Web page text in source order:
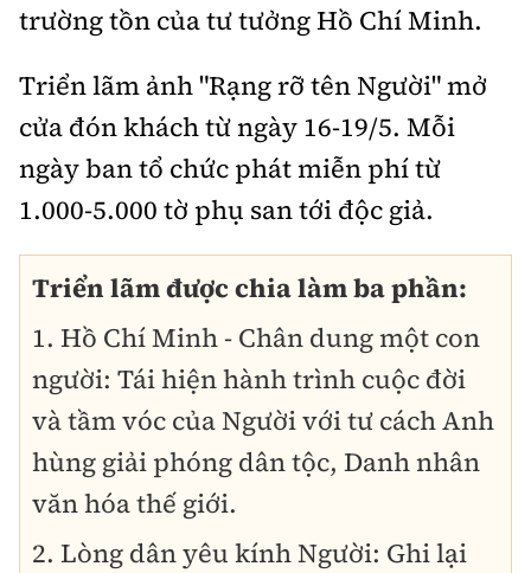
trường tồn của tư tưởng Hồ Chí Minh.
Triển lãm ảnh "Rạng rỡ tên Người" mở
cửa đón khách từ ngày 16-19/5. Mỗi
ngày ban tổ chức phát miễn phí từ
1.000-5.000 tờ phụ san tới độc giả.
Triển lãm được chia làm ba phần:
1. Hồ Chí Minh - Chân dung một con
người: Tái hiện hành trình cuộc đời
và tầm vóc của Người với tư cách Anh
hùng giải phóng dân tộc, Danh nhân
văn hóa thế giới.
2. Lòng dân yêu kính Người: Ghi lại